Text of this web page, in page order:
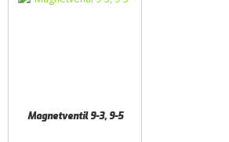
Magnetventil 9-3, 9-5